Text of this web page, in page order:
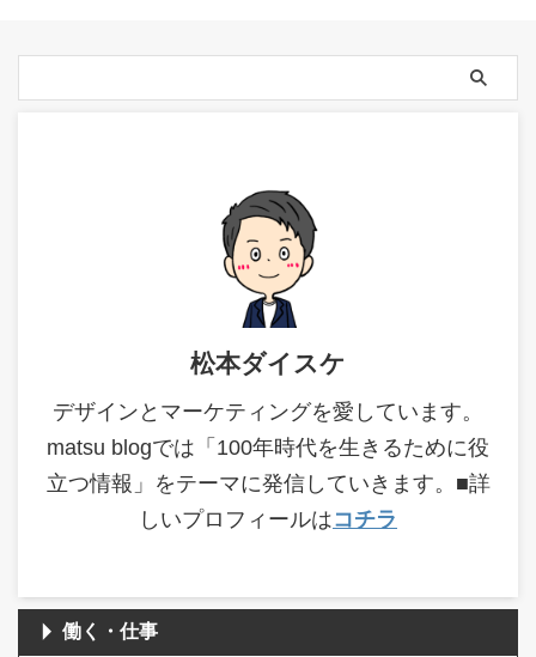
松本ダイスケ
デザインとマーケティングを愛しています。
matsu blogでは「100年時代を生きるために役
立つ情報」をテーマに発信していきます。■詳
しいプロフィールはコチラ
働く・仕事